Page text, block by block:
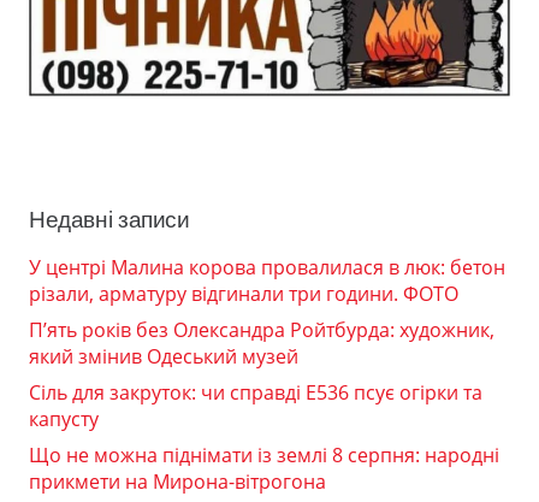
Недавні записи
У центрі Малина корова провалилася в люк: бетон
різали, арматуру відгинали три години. ФОТО
П’ять років без Олександра Ройтбурда: художник,
який змінив Одеський музей
Сіль для закруток: чи справді Е536 псує огірки та
капусту
Що не можна піднімати із землі 8 серпня: народні
прикмети на Мирона-вітрогона